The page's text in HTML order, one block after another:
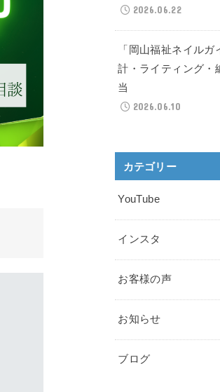
2026.06.22
「岡山福祉ネイル
計・ライティング・
当
2026.06.10
カテゴリー
YouTube
インスタ
お客様の声
お知らせ
ブログ